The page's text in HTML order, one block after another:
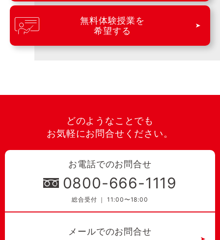
無料体験授業を
希望する
どのようなことでも
お気軽にお問合せください。
お電話でのお問合せ
0800-666-1119
総合受付 ｜ 11:00〜18:00
メールでのお問合せ